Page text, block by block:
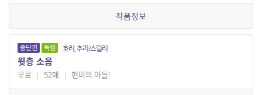
작품정보
중단편 독점 호러, 추리/스릴러
윗층 소음
무료 | 52매 | 현미의 아들!